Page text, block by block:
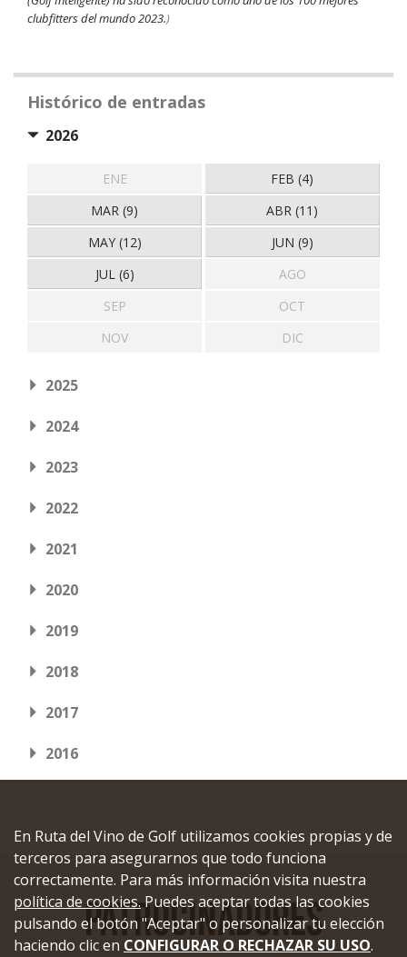
clubfitters del mundo 2023.)
Histórico de entradas
2026
ENE
FEB (4)
MAR (9)
ABR (11)
MAY (12)
JUN (9)
JUL (6)
AGO
SEP
OCT
NOV
DIC
2025
2024
2023
2022
2021
2020
2019
2018
2017
2016
Patrocinadores
En Ruta del Vino de Golf utilizamos cookies propias y de
terceros para asegurarnos que todo funciona
correctamente. Para más información visita nuestra
política de cookies. Puedes aceptar todas las cookies
pulsando el botón "Aceptar" o personalizar tu elección
haciendo clic en CONFIGURAR O RECHAZAR SU USO.